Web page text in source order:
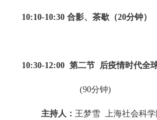
10:10-10:30 合影、茶歇（20分钟）
10:30-12:00 第二节 后疫情时代全
(90分钟)
主持人： 王梦雪 上海社会科